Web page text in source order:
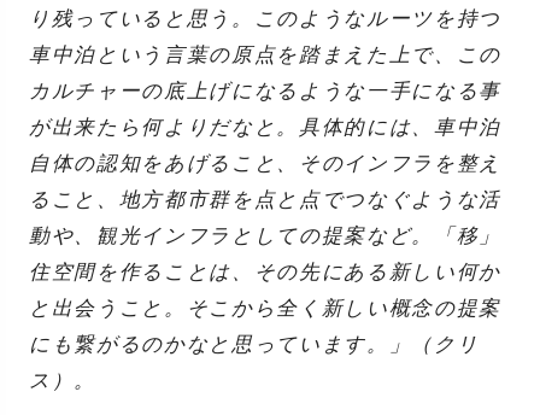
り残っていると思う。このようなルーツを持つ
車中泊という言葉の原点を踏まえた上で、この
カルチャーの底上げになるような一手になる事
が出来たら何よりだなと。具体的には、車中泊
自体の認知をあげること、そのインフラを整え
ること、地方都市群を点と点でつなぐような活
動や、観光インフラとしての提案など。「移」
住空間を作ることは、その先にある新しい何か
と出会うこと。そこから全く新しい概念の提案
にも繋がるのかなと思っています。」（クリ
ス）。